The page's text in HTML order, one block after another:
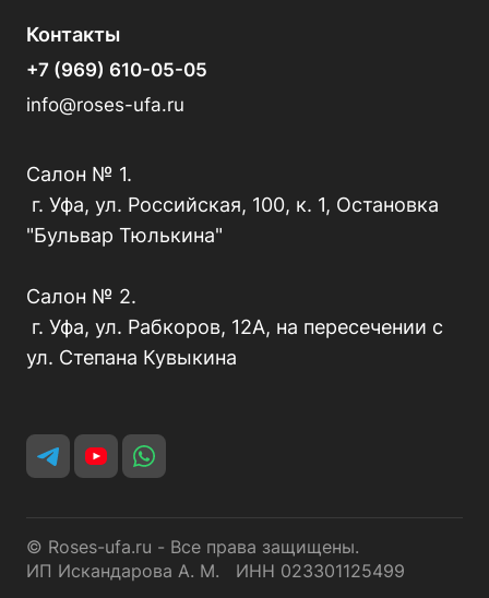
Контакты
+7 (969) 610-05-05
info@roses-ufa.ru
Салон № 1.
г. Уфа, ул. Российская, 100, к. 1, Остановка
"Бульвар Тюлькина"
Салон № 2.
г. Уфа, ул. Рабкоров, 12А, на пересечении с
ул. Степана Кувыкина
© Roses-ufa.ru - Все права защищены.
ИП Искандарова А. М. ИНН 023301125499